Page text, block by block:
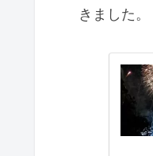
きました。